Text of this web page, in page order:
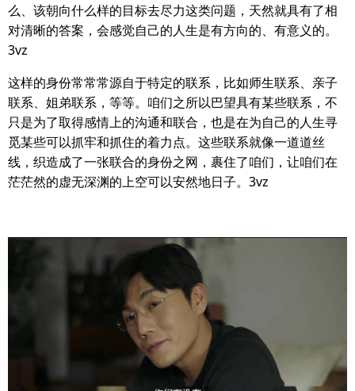
么、该朝向什么样的目标去尽力这类问题，天然就具有了相
对清晰的答案，会感觉自己的人生是有方向的、有意义的。
3vz
这样的身份常常常源自于特定的联系，比如师生联系、亲子
联系、姐弟联系，等等。咱们之所以巴望具有某些联系，不
只是为了取得感情上的沟通和联合，也是在为自己的人生寻
觅某些可以抓牢和抓住的着力点。这些联系就像一道道丝
线，织造成了一张联合的身份之网，裹住了咱们，让咱们在
茫茫然的虚无深渊的上空可以安然地日子。3vz